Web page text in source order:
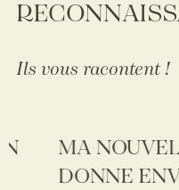
Ils vous racontent !
MA
DONNE ENVIE